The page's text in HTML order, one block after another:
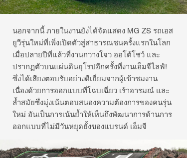
นอกจากนี้ภายในงานยังได้จัดแสดง MG ZS รถเอส
ยูวีรุ่นใหม่ที่เพิ่งเปิดตัวสู่สาธารณชนครั้งแรกในโลก
เมื่อปลายปีที่แล้วที่งานกวางโจว ออโต้โชว์ และ
ปรากฏตัวบนแผ่นดินยุโรปอีกครั้งที่งานเอ็มจีไลฟ์!
ซึ่งได้เสียงตอบรับอย่างดีเยี่ยมจากผู้เข้าชมงาน
เนื่องด้วยการออกแบบที่โฉบเฉี่ยว เร้าอารมณ์ และ
ล้ำสมัยซึ่งมุ่งเน้นตอบสนองความต้องการของคนรุ่น
ใหม่ อันเป็นการเน้นย้ำให้เห็นถึงพัฒนาการด้านการ
ออกแบบที่ไม่มีวันหยุดยั้งของแบรนด์ เอ็มจี